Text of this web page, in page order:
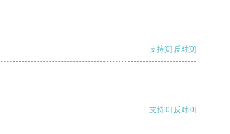
支持[0] 反对[0]
支持[0] 反对[0]